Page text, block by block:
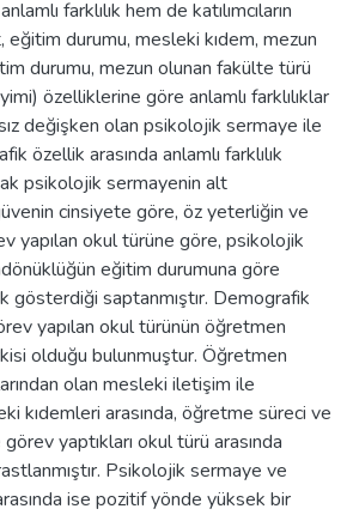
farklılık hem de katılımcıların
durumu, mesleki kıdem, mezun
durumu, mezun olunan fakülte türü
özelliklerine göre anlamlı farklılıklar
değişken olan psikolojik sermaye ile
özellik arasında anlamlı farklılık
psikolojik sermayenin alt
cinsiyete göre, öz yeterliğin ve
yapılan okul türüne göre, psikolojik
eğitim durumuna göre
gösterdiği saptanmıştır. Demografik
yapılan okul türünün öğretmen
olduğu bulunmuştur. Öğretmen
olan mesleki iletişim ile
kıdemleri arasında, öğretme süreci ve
yaptıkları okul türü arasında
Psikolojik sermaye ve
ise pozitif yönde yüksek bir